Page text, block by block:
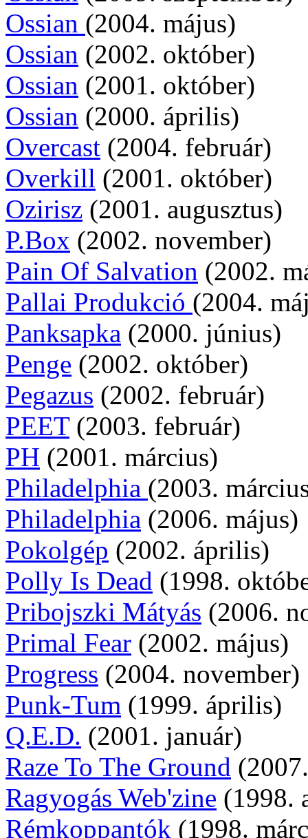
Ossian (2004. május)
Ossian (2002. október)
Ossian (2001. október)
Ossian (2000. április)
Overcast (2004. február)
Overkill (2001. október)
Ozirisz (2001. augusztus)
P.Box (2002. november)
Pain Of Salvation (2002.
Pallai Produkció (2004.
Panksapka (2000. június)
Penge (2002. október)
Pegazus (2002. február)
PEET(2003. február)
PH (2001. március)
Philadelphia (2003.
Philadelphia (2006. május)
Pokolgép (2002. április)
Polly Is Dead (1998.
Pribojszki Mátyás (2006.
Primal Fear (2002. május)
Progress (2004. november)
Punk-Tum (1999. április)
Q.E.D. (2001. január)
Raze To The Ground
Ragyogás Web'zine (1998.
Rémkoppantók (1998.